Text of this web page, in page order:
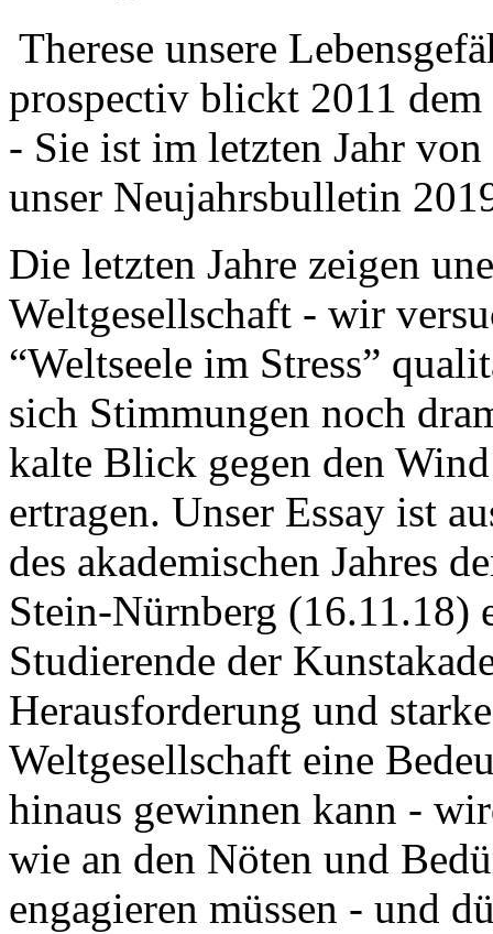
Therese unsere
prospectiv blickt 2011
- Sie ist im letzten Jahr
unser Neujahrsbulletin
Die letzten Jahre zeigen
Weltgesellschaft - wir
“Weltseele im Stress”
sich Stimmungen noch
kalte Blick gegen den
ertragen. Unser Essay ist
des akademischen Jahres
Stein-Nürnberg (16.11.18)
Studierende der
Herausforderung und
Weltgesellschaft eine
hinaus gewinnen kann -
wie an den Nöten und
engagieren müssen - und